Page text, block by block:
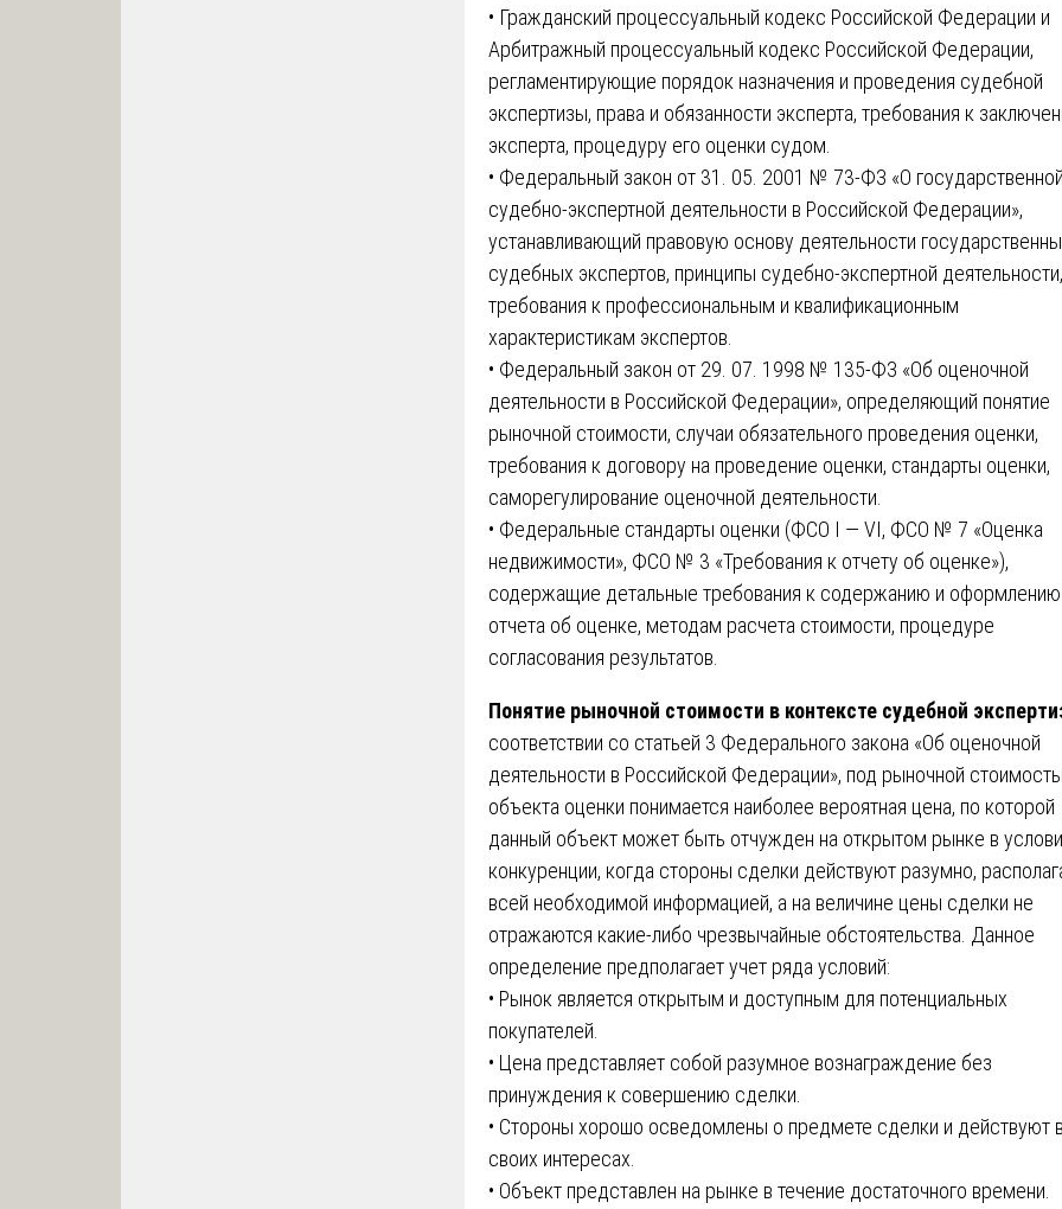
• Гражданский процессуальный кодекс Российской Федерации и
Арбитражный процессуальный кодекс Российской Федерации,
регламентирующие порядок назначения и проведения судебной
экспертизы, права и обязанности эксперта, требования к
эксперта, процедуру его оценки судом.
• Федеральный закон от 31. 05. 2001 № 73-ФЗ «О государственной
судебно-экспертной деятельности в Российской Федерации»,
устанавливающий правовую основу деятельности
судебных экспертов, принципы судебно-экспертной деятельности,
требования к профессиональным и квалификационным
характеристикам экспертов.
• Федеральный закон от 29. 07. 1998 № 135-ФЗ «Об оценочной
деятельности в Российской Федерации», определяющий понятие
рыночной стоимости, случаи обязательного проведения оценки,
требования к договору на проведение оценки, стандарты оценки,
саморегулирование оценочной деятельности.
• Федеральные стандарты оценки (ФСО I — VI, ФСО № 7 «Оценка
недвижимости», ФСО № 3 «Требования к отчету об оценке»),
содержащие детальные требования к содержанию и оформлению
отчета об оценке, методам расчета стоимости, процедуре
согласования результатов.
Понятие рыночной стоимости в контексте судебной
соответствии со статьей 3 Федерального закона «Об оценочной
деятельности в Российской Федерации», под рыночной
объекта оценки понимается наиболее вероятная цена, по которой
данный объект может быть отчужден на открытом рынке в
конкуренции, когда стороны сделки действуют разумно,
всей необходимой информацией, а на величине цены сделки не
отражаются какие-либо чрезвычайные обстоятельства. Данное
определение предполагает учет ряда условий:
• Рынок является открытым и доступным для потенциальных
покупателей.
• Цена представляет собой разумное вознаграждение без
принуждения к совершению сделки.
• Стороны хорошо осведомлены о предмете сделки и действуют в
своих интересах.
• Объект представлен на рынке в течение достаточного времени.